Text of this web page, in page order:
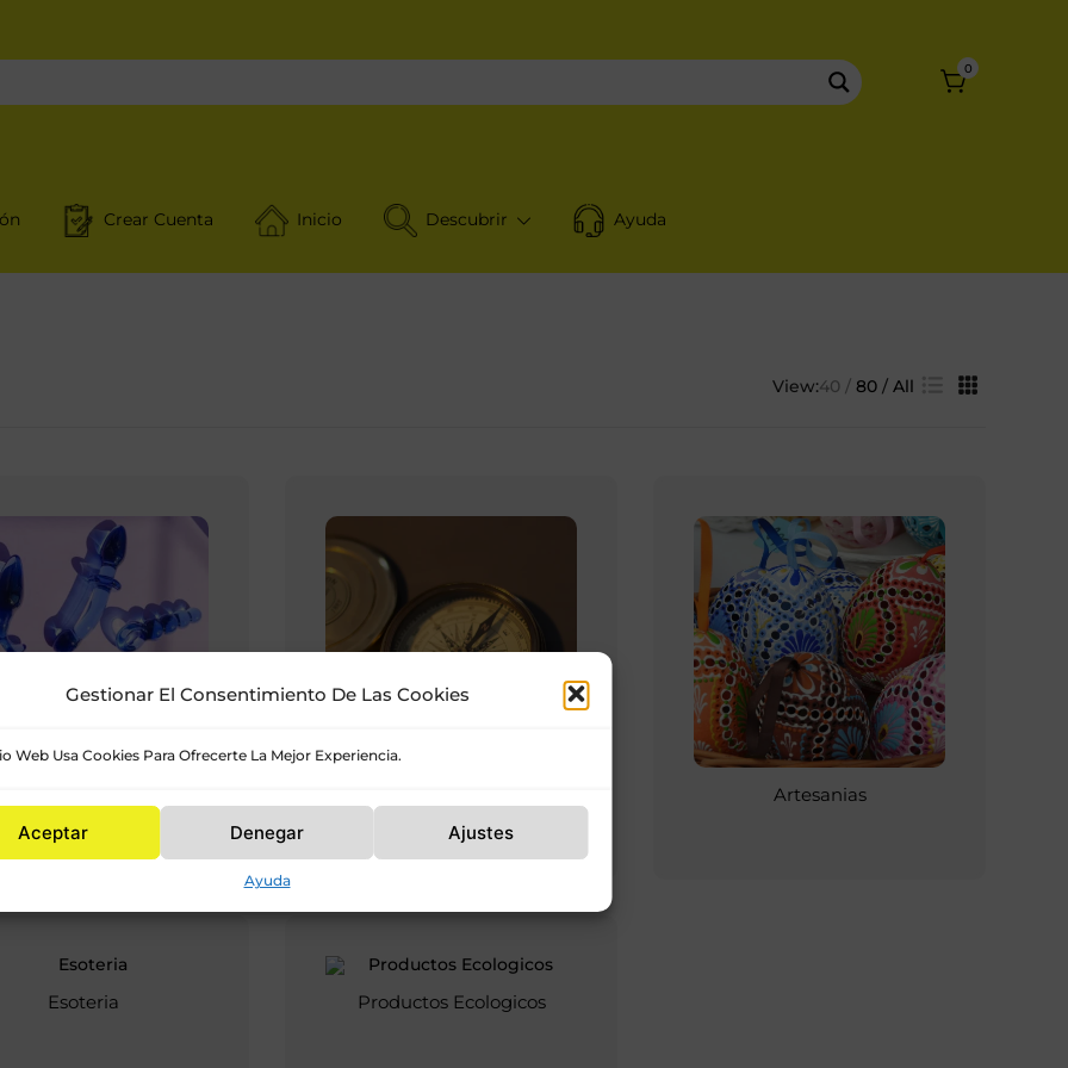
Gestionar El Consentimiento De Las Cookies
Web Usa Cookies Para Ofrecerte La Mejor Experiencia.
Aceptar Denegar Ajustes
Ayuda
0
Crear Cuenta Inicio Descubrir Ayuda
View:40 80 All
Artesanias
Esoteria Productos Ecologicos